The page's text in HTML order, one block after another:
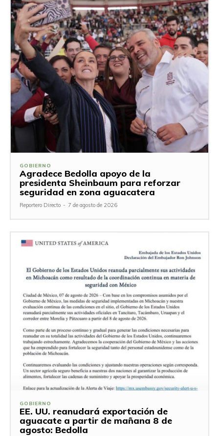
GOBIERNO
Agradece Bedolla apoyo de la
presidenta Sheinbaum para reforzar
seguridad en zona aguacatera
Reportero Directo - 7 de agosto de 2026
GOBIERNO
EE. UU. reanudará exportación de
aguacate a partir de mañana 8 de
agosto: Bedolla